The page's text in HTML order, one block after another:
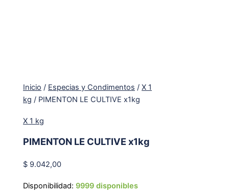
Inicio / Especias y Condimentos /X 1
kg / PIMENTON LE CULTIVE x1kg
X 1 kg
PIMENTON LE CULTIVE x1kg
$ 9.042,00
Disponibilidad: 9999 disponibles